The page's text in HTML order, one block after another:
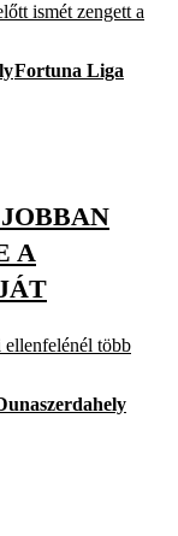
ismét zengett a
Fortuna Liga
A
több